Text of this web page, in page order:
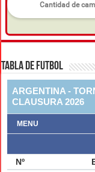
TABLA DE FUTBOL